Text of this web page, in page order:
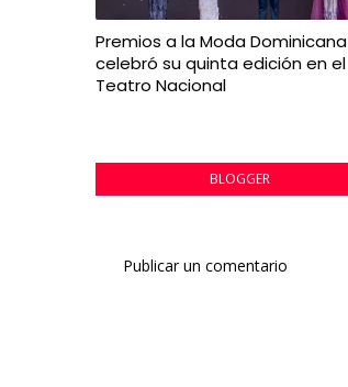
Premios a la Moda Dominicana
celebró su quinta edición en el
Teatro Nacional
BLOGGER
Publicar un comentario